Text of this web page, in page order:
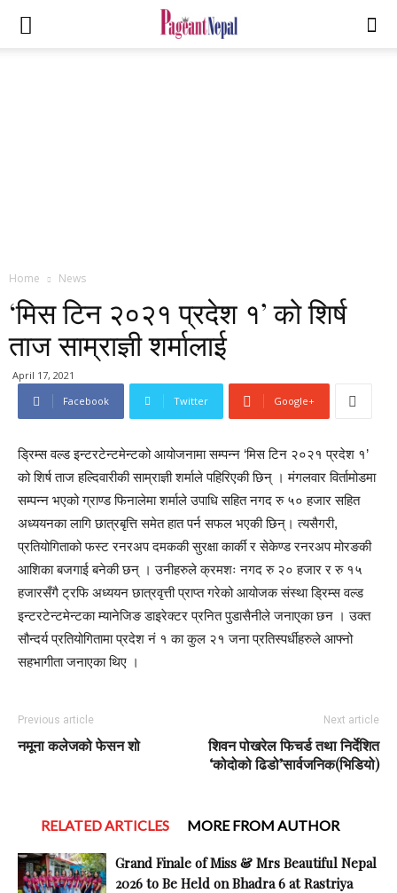
Home News
‘मिस टिन २०२१ प्रदेश १’ को शिर्ष
ताज साम्राज्ञी शर्मालाई
April 17, 2021
Facebook
Twitter Google+
ड्रिम्स वल्ड इन्टरटेन्टमेन्टको आयोजनामा सम्पन्न ‘मिस टिन २०२१ प्रदेश १’
को शिर्ष ताज हल्दिवारीकी साम्राज्ञी शर्माले पहिरिएकी छिन् । मंगलवार विर्तामोडमा
सम्पन्न भएको ग्राण्ड फिनालेमा शर्माले उपाधि सहित नगद रु ५० हजार सहित
अध्ययनका लागि छात्रबृत्ति समेत हात पर्न सफल भएकी छिन्। त्यसैगरी,
प्रतियोगिताको फस्ट रनरअप दमककी सुरक्षा कार्की र सेकेण्ड रनरअप मोरङकी
आशिका बजगाई बनेकी छन् । उनीहरुले क्रमशः नगद रु २० हजार र रु १५
हजारसँगै ट्रफि अध्ययन छात्रवृत्ती प्राप्त गरेको आयोजक संस्था ड्रिम्स वल्ड
इन्टरटेन्टमेन्टका म्यानेजिङ डाइरेक्टर प्रनित पुडासैनीले जनाए्का छन । उक्त
सौन्दर्य प्रतियोगितामा प्रदेश नं १ का कुल २१ जना प्रतिस्पर्धीहरुले आफ्नो
सहभागीता जनाएका थिए ।
Previous article
नमूना कलेजको फेसन शो
Next article
शिवन पोखरेल फिचर्ड तथा निर्देशित
‘कोदोको ढिडो’सार्वजनिक(भिडियो)
RELATED ARTICLES MORE FROM AUTHOR
Grand Finale of Miss & Mrs Beautiful Nepal
2026 to Be Held on Bhadra 6 at Rastriya